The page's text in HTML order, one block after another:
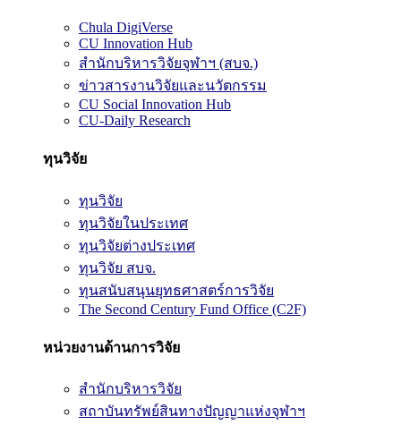
Chula DigiVerse
CU Innovation Hub
สำนักบริหารวิจัยจุฬาฯ (สบจ.)
ข่าวสารงานวิจัยและนวัตกรรม
CU Social Innovation Hub
CU-Daily Research
ทุนวิจัย
ทุนวิจัย
ทุนวิจัยในประเทศ
ทุนวิจัยต่างประเทศ
ทุนวิจัย สบจ.
ทุนสนับสนุนยุทธศาสตร์การวิจัย
The Second Century Fund Office (C2F)
หน่วยงานด้านการวิจัย
สำนักบริหารวิจัย
สถาบันทรัพย์สินทางปัญญาแห่งจุฬาฯ